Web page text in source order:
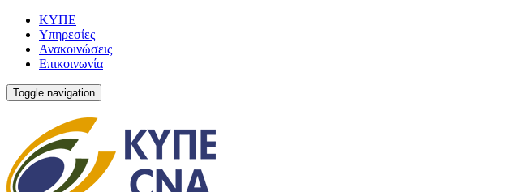
ΚΥΠΕ
Υπηρεσίες
Ανακοινώσεις
Επικοινωνία
Toggle navigation